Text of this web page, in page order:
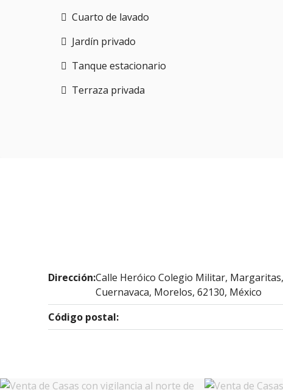
Cuarto de lavado
Jardín privado
Tanque estacionario
Terraza privada
Dirección:Calle Heróico Colegio Militar,
Cuernavaca, Morelos, 62130, México
Código postal: